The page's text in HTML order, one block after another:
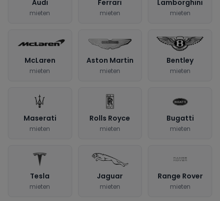
Audi
mieten
Ferrari
mieten
Lamborghini
mieten
McLaren
mieten
Aston Martin
mieten
Bentley
mieten
Maserati
mieten
Rolls Royce
mieten
Bugatti
mieten
Tesla
mieten
Jaguar
mieten
Range Rover
mieten